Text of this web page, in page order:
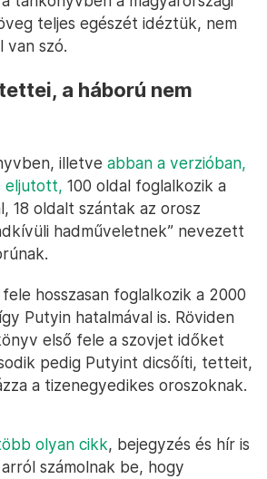
teljes egészét idéztük, nem
van szó.
a háború nem
illetve abban a verzióban,
eljutott, 100 oldal foglalkozik a
18 oldalt szántak az orosz
hadműveletnek” nevezett
hosszasan foglalkozik a 2000
Putyin hatalmával is. Röviden
első fele a szovjet időket
pedig Putyint dicsőíti, tetteit,
a tizenegyedikes oroszoknak.
olyan cikk, bejegyzés és hír is
számolnak be, hogy